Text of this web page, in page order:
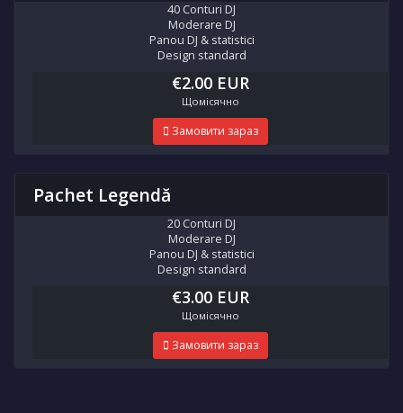
40 Conturi DJ
Moderare DJ
Panou DJ & statistici
Design standard
€2.00 EUR
Щомісячно
Замовити зараз
Pachet Legendă
20 Conturi DJ
Moderare DJ
Panou DJ & statistici
Design standard
€3.00 EUR
Щомісячно
Замовити зараз